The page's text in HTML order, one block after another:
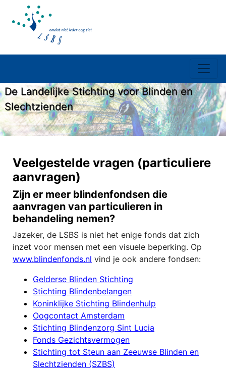
De Landelijke Stichting voor Blinden en
Slechtzienden
Veelgestelde vragen (particuliere
aanvragen)
Zijn er meer blindenfondsen die
aanvragen van particulieren in
behandeling nemen?
Jazeker, de LSBS is niet het enige fonds dat zich
inzet voor mensen met een visuele beperking. Op
www.blindenfonds.nl vind je ook andere fondsen:
Gelderse Blinden Stichting
Stichting Blindenbelangen
Koninklijke Stichting Blindenhulp
Oogcontact Amsterdam
Stichting Blindenzorg Sint Lucia
Fonds Gezichtsvermogen
Stichting tot Steun aan Zeeuwse Blinden en
Slechtzienden (SZBS)